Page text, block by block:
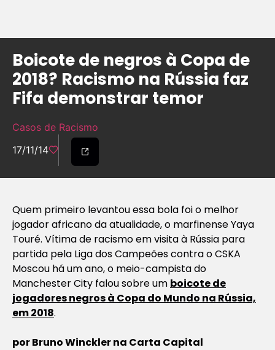
Boicote de negros à Copa de
2018? Racismo na Rússia faz
Fifa demonstrar temor
Casos de Racismo
17/11/14
Quem primeiro levantou essa bola foi o melhor
jogador africano da atualidade, o marfinense Yaya
Touré. Vítima de racismo em visita à Rússia para
partida pela Liga dos Campeões contra o CSKA
Moscou há um ano, o meio-campista do
Manchester City falou sobre um boicote de
jogadores negros à Copa do Mundo na Rússia,
em 2018.
por Bruno Winckler na Carta Capital